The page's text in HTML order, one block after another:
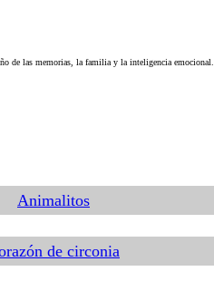
de las memorias, la familia y la inteligencia emocional.
Animalitos
de circonia